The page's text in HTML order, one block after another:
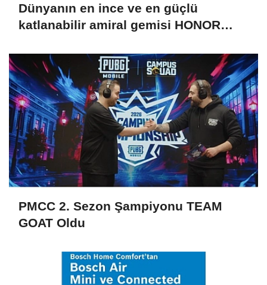
Dünyanın en ince ve en güçlü
katlanabilir amiral gemisi HONOR
PMCC 2. Sezon Şampiyonu TEAM
GOAT Oldu